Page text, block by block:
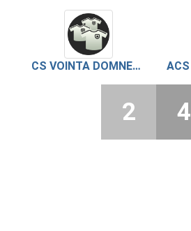
CS VOINTA DOMNESTI 2
2 4